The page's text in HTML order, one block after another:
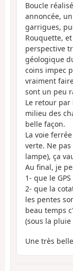
Boucle
annoncée,
garrigues,
Rouquette,
perspective
géologique
coins impec
vraiment
sont un peu
Le retour par
milieu des
belle façon.
La voie
verte. Ne
lampe), ça
Au final, je
1- que le
2- que la
les pentes
beau temps
(sous la
Une très